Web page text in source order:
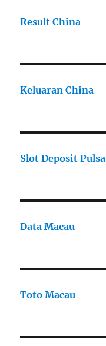
Result China
Keluaran China
Slot Deposit Pulsa
Data Macau
Toto Macau